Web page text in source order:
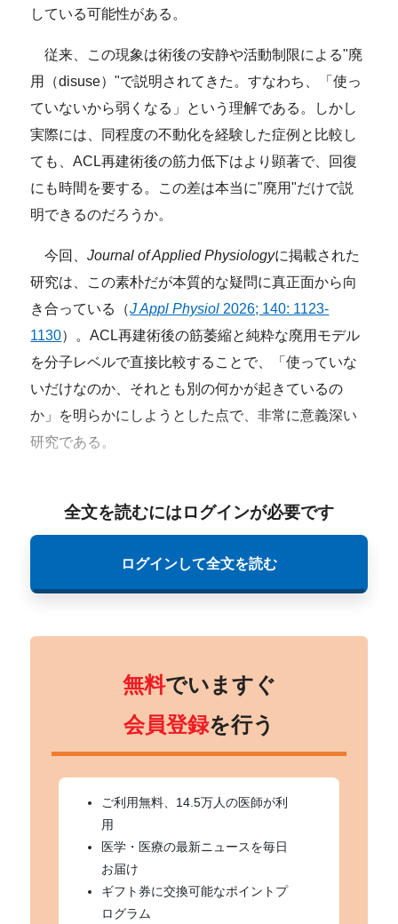
している可能性がある。
従来、この現象は術後の安静や活動制限による"廃
用（disuse）"で説明されてきた。すなわち、「使っ
ていないから弱くなる」という理解である。しかし
実際には、同程度の不動化を経験した症例と比較し
ても、ACL再建術後の筋力低下はより顕著で、回復
にも時間を要する。この差は本当に"廃用"だけで説
明できるのだろうか。
今回、Journal of Applied Physiologyに掲載された
研究は、この素朴だが本質的な疑問に真正面から向
き合っている（J Appl Physiol 2026; 140: 1123-
1130）。ACL再建術後の筋萎縮と純粋な廃用モデル
を分子レベルで直接比較することで、「使っていな
いだけなのか、それとも別の何かが起きているの
か」を明らかにしようとした点で、非常に意義深い
研究である。
全文を読むにはログインが必要です
ログインして全文を読む
無料でいますぐ
会員登録を行う
ご利用無料、14.5万人の医師が利
用
医学・医療の最新ニュースを毎日
お届け
ギフト券に交換可能なポイントプ
ログラム